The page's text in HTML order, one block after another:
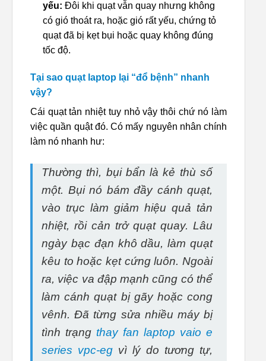
yếu: Đôi khi quạt vẫn quay nhưng không
có gió thoát ra, hoặc gió rất yếu, chứng tỏ
quạt đã bị kẹt bụi hoặc quay không đúng
tốc độ.
Tại sao quạt laptop lại “đổ bệnh” nhanh
vậy?
Cái quạt tản nhiệt tuy nhỏ vậy thôi chứ nó làm
việc quần quật đó. Có mấy nguyên nhân chính
làm nó nhanh hư:
Thường thì, bụi bẩn là kẻ thù số
một. Bụi nó bám đầy cánh quạt,
vào trục làm giảm hiệu quả tản
nhiệt, rồi cản trở quạt quay. Lâu
ngày bạc đạn khô dầu, làm quạt
kêu to hoặc kẹt cứng luôn. Ngoài
ra, việc va đập mạnh cũng có thể
làm cánh quạt bị gãy hoặc cong
vênh. Đã từng sửa nhiều máy bị
tình trạng thay fan laptop vaio e
series vpc-eg vì lý do tương tự,